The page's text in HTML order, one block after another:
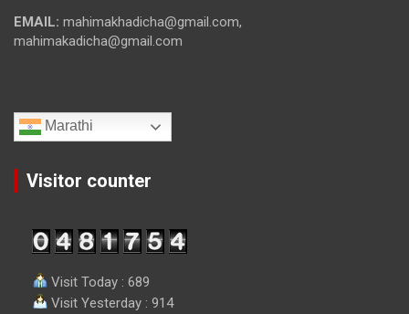
EMAIL: mahimakhadicha@gmail.com,
mahimakadicha@gmail.com
Marathi
Visitor counter
Visit Today : 689
Visit Yesterday : 914